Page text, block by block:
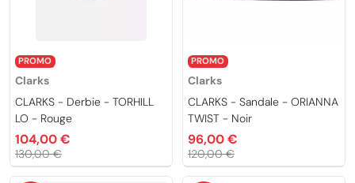
PROMO
Clarks
CLARKS - Derbie - TORHILL
LO - Rouge
104,00 €
130,00 €
PROMO
Clarks
CLARKS - Sandale - ORIANNA
TWIST - Noir
96,00 €
120,00 €